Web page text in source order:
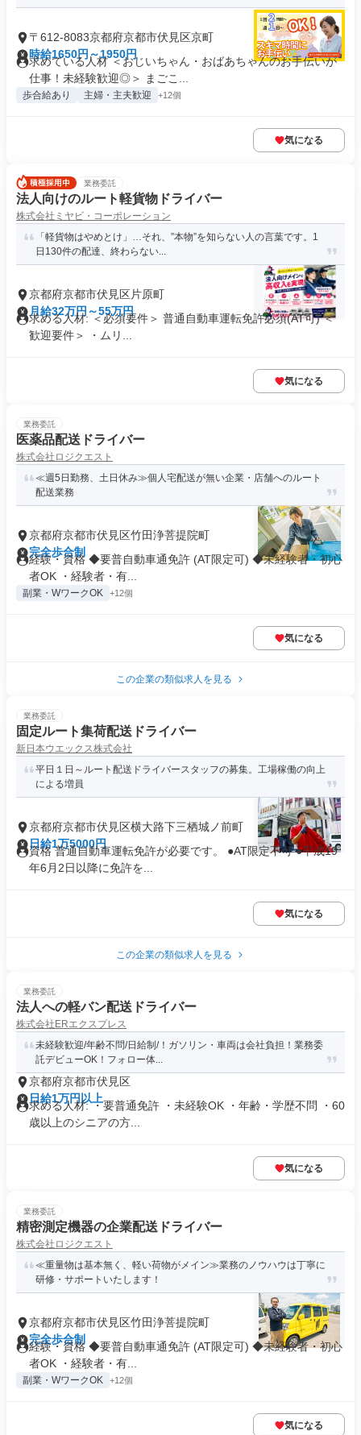
〒612-8083京都府京都市伏見区京町
時給1650円～1950円
求めている人材 ＜おじいちゃん・おばあちゃんのお手伝いが
仕事！未経験歓迎◎＞ まごこ...
歩合給あり 主婦・主夫歓迎 +12個
気になる
業務委託
法人向けのルート軽貨物ドライバー
株式会社ミヤビ・コーポレーション
「軽貨物はやめとけ」…それ、”本物”を知らない人の言葉です。1
日130件の配達、終わらない...
京都府京都市伏見区片原町
月給32万円～55万円
求める人材: ＜必須要件＞ 普通自動車運転免許必須(AT可) ＜
歓迎要件＞ ・ムリ...
気になる
業務委託
医薬品配送ドライバー
株式会社ロジクエスト
≪週5日勤務、土日休み≫個人宅配送が無い企業・店舗へのルート
配送業務
京都府京都市伏見区竹田浄菩提院町
完全歩合制
経験・資格 ◆要普自動車通免許 (AT限定可) ◆未経験者・初心
者OK ・経験者・有...
副業・WワークOK +12個
気になる
この企業の類似求人を見る
業務委託
固定ルート集荷配送ドライバー
新日本ウエックス株式会社
平日１日～ルート配送ドライバースタッフの募集。工場稼働の向上
による増員
京都府京都市伏見区横大路下三栖城ノ前町
日給1万5000円
資格 普通自動車運転免許が必要です。 ●AT限定不可 ●平成19
年6月2日以降に免許を...
気になる
この企業の類似求人を見る
業務委託
法人への軽バン配送ドライバー
株式会社ERエクスプレス
未経験歓迎/年齢不問/日給制/！ガソリン・車両は会社負担！業務委
託デビューOK！フォロー体...
京都府京都市伏見区
日給1万円以上
求める人材: ・要普通免許 ・未経験OK ・年齢・学歴不問 ・60
歳以上のシニアの方...
気になる
業務委託
精密測定機器の企業配送ドライバー
株式会社ロジクエスト
≪重量物は基本無く、軽い荷物がメイン≫業務のノウハウは丁寧に
研修・サポートいたします！
京都府京都市伏見区竹田浄菩提院町
完全歩合制
経験・資格 ◆要普自動車通免許 (AT限定可) ◆未経験者・初心
者OK ・経験者・有...
副業・WワークOK +12個
気になる